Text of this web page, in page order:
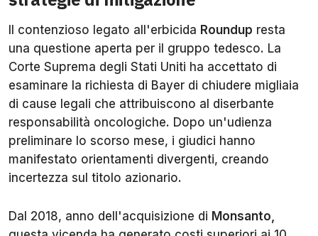
Il contenzioso legato all'erbicida Roundup resta
una questione aperta per il gruppo tedesco. La
Corte Suprema degli Stati Uniti ha accettato di
esaminare la richiesta di Bayer di chiudere migliaia
di cause legali che attribuiscono al diserbante
responsabilità oncologiche. Dopo un'udienza
preliminare lo scorso mese, i giudici hanno
manifestato orientamenti divergenti, creando
incertezza sul titolo azionario.
Dal 2018, anno dell'acquisizione di Monsanto,